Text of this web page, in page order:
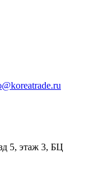
5, этаж 3, БЦ